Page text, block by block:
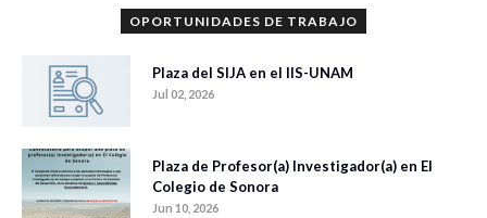
OPORTUNIDADES DE TRABAJO
Plaza del SIJA en el IIS-UNAM
Jul 02, 2026
Plaza de Profesor(a) Investigador(a) en El
Colegio de Sonora
Jun 10, 2026